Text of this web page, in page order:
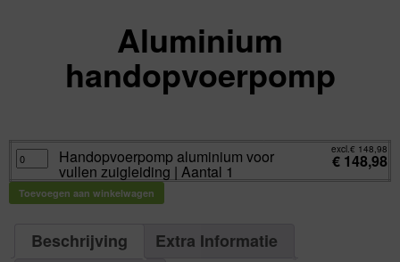
Aluminium
handopvoerpomp
Handopvoerpomp
aluminium
voor
vullen
zuigleiding
|
Handopvoerpomp aluminium voor
vullen zuigleiding | Aantal 1
excl.€ 148,98
€ 148,98
Toevoegen aan winkelwagen
Beschrijving
Extra Informatie